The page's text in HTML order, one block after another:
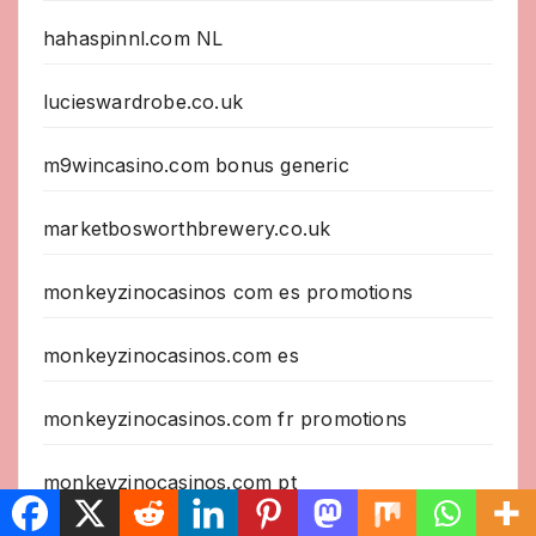
hahaspinnl.com NL
lucieswardrobe.co.uk
m9wincasino.com bonus generic
marketbosworthbrewery.co.uk
monkeyzinocasinos com es promotions
monkeyzinocasinos.com es
monkeyzinocasinos.com fr promotions
monkeyzinocasinos.com pt